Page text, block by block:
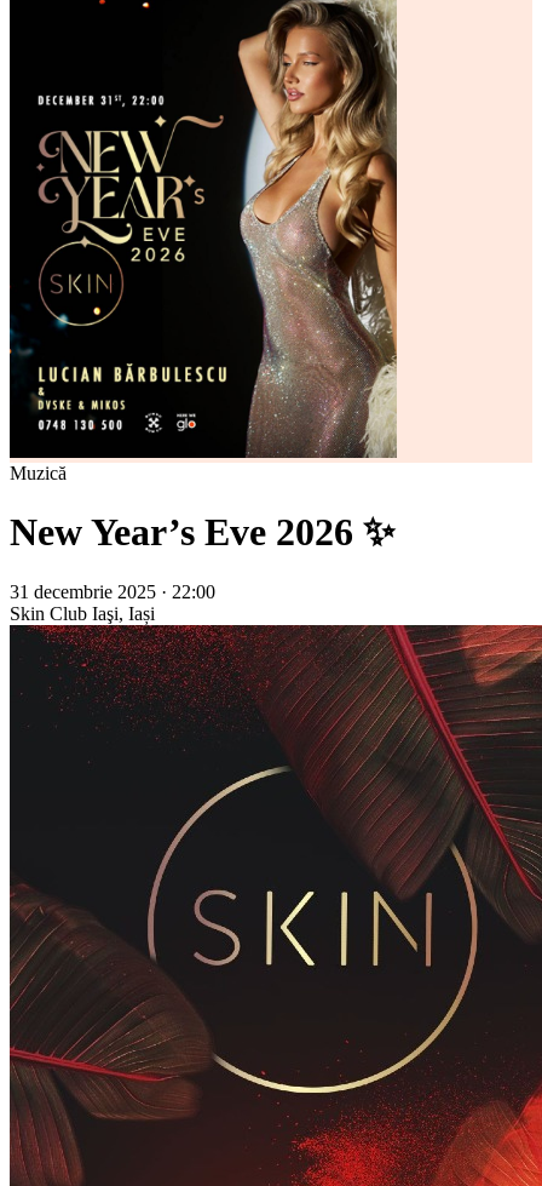
Muzică
New Year’s Eve 2026 ✨
31 decembrie 2025 · 22:00
Skin Club Iaşi, Iași